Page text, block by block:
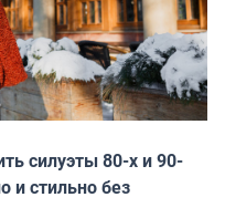
силуэты 80-х и 90-
и стильно без